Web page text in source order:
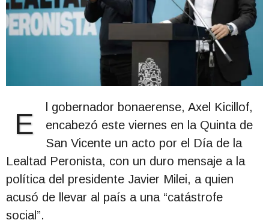
E
l gobernador bonaerense, Axel Kicillof,
encabezó este viernes en la Quinta de
San Vicente un acto por el Día de la
Lealtad Peronista, con un duro mensaje a la
política del presidente Javier Milei, a quien
acusó de llevar al país a una “catástrofe
social”.